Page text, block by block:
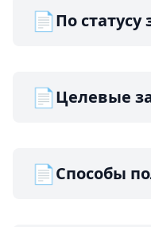
📄По
📄Целевые
📄Способы